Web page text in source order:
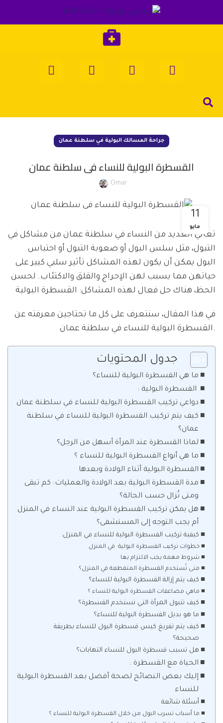
جراحة المسالك البولية في سلطنة عمان
القسطرة البولية للنساء فى سلطنة عمان
Omar
11
مايو
تعاني العديد من النساء في سلطنة عمان من مشاكل في
التبول، مثل سلس البول أو صعوبة التبول أو احتباس
البول يمكن أن يكون لهذه المشاكل تأثير سلبي كبير على
حياتهن مما يسبب لهن الإحراج والقلق والاكتئاب. لحسن
الحظ، هناك حل فعال لهذه المشاكل: القسطرة البولية
في هذا المقال، سنتعرف على كل ما تحتاجين معرفته عن
القسطرة البولية للنساء في سلطنة عمان.
جدول المحتويات
ما هي القسطرة البولية للنساء؟
القسطرة البولية :
دواعي تركيب القسطرة البولية للنساء في سلطنة عمان
كيف يتم تركيب القسطرة البولية للنساء في سلطنة
عمان؟
لماذا القسطرة عند المرأة أسهل من الرجل؟
ما هي أنواع القسطرة البولية للنساء ؟
القسطرة البولية أثناء الولادة وبعدها
مدة القسطرة البولية بعد الولادة والعمليات: كم تبقى
ومتى تُزال حسب الحالة؟
هل يمكن تركيب القسطرة البولية عند النساء في المنزل
أم يجب التوجه إلى المستشفى؟
كيفية تركيب القسطرة البولية للنساء في المنزل:
خطوات تركيب القسطرة البولية في المنزل
شروط مهمة يجب الالتزام بها
متى تُستخدم القسطرة المتقطعة في المنزل؟
كيف يتم إزالة القسطرة البولية للنساء؟
ماهي مضاعفات القسطرة البولية للنساء ؟
كيف تتبول المرأة التي تستخدم القسطرة؟
ما هو بديل القسطرة البولية للنساء؟
كيف يتم تفريغ كيس قسطرة البول للنساء بطريقة
صحيحة؟
هل تسبب قسطرة البول للنساء التهابات؟
الحياة مع القسطرة :
إليك بعض النصائح لصحة أفضل بعد القسطرة البولية
للنساء
أسئلة شائعة
ما أسباب تسرب البول من خلال القسطرة البولية للنساء ؟